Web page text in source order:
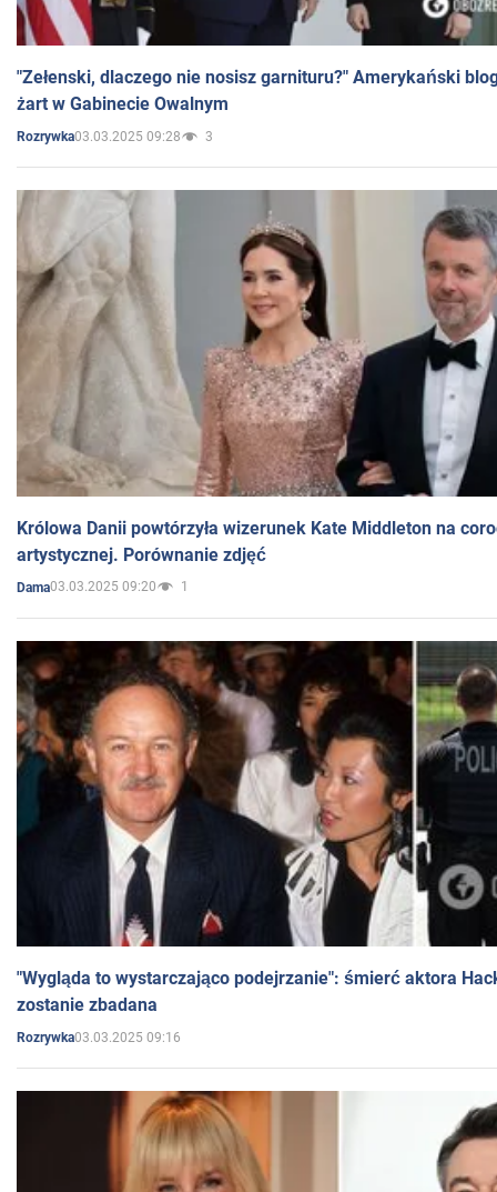
"Zełenski, dlaczego nie nosisz garnituru?" Amerykański
żart w Gabinecie Owalnym
Rozrywka03.03.2025 09:28 3
Królowa Danii powtórzyła wizerunek Kate Middleton na
artystycznej. Porównanie zdjęć
Dama03.03.2025 09:20 1
"Wygląda to wystarczająco podejrzanie": śmierć aktora
zostanie zbadana
Rozrywka03.03.2025 09:16